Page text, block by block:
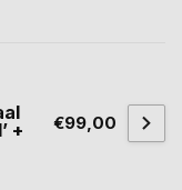
+
€99,00